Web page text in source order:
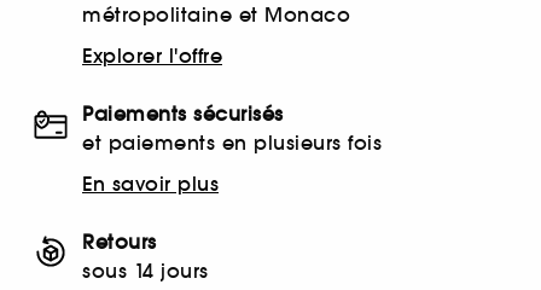
métropolitaine et Monaco
Explorer l'offre
Paiements sécurisés
et paiements en plusieurs fois
En savoir plus
Retours
sous 14 jours